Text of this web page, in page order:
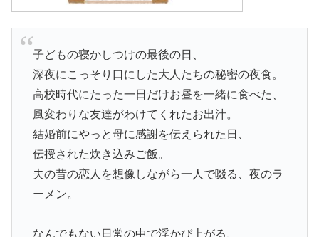
子どもの寝かしつけの最後の日、
深夜にこっそり口にした大人たちの秘密の夜食。
高校時代にたった一日だけお昼を一緒に食べた、
風変わりな友達がわけてくれたお出汁。
結婚前にやっと母に感謝を伝えられた日、
伝授された炊き込みご飯。
夫の昔の恋人を想像しながら一人で啜る、夜のラ
ーメン。
なんでもない日常の中で浮かび上がる、